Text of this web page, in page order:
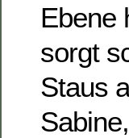
Ebene
sorgt
Staus